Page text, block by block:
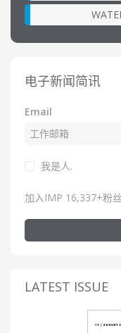
电子新闻简讯
Email
我是人.
加入IMP 16,337+粉
LATEST ISSUE